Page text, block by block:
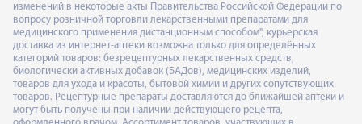
изменений в некоторые акты Правительства Российской Федерации по
вопросу розничной торговли лекарственными препаратами для
медицинского применения дистанционным способом", курьерская
доставка из интернет-аптеки возможна только для определённых
категорий товаров: безрецептурных лекарственных средств,
биологически активных добавок (БАДов), медицинских изделий,
товаров для ухода и красоты, бытовой химии и других сопутствующих
товаров. Рецептурные препараты доставляются до ближайшей аптеки и
могут быть получены при наличии действующего рецепта,